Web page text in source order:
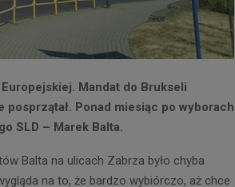
Mandat do Brukseli
Ponad miesiąc po wyborach
SLD – Marek Balta.
Balta na ulicach Zabrza było chyba
na to, że bardzo wybiórczo, aż chce